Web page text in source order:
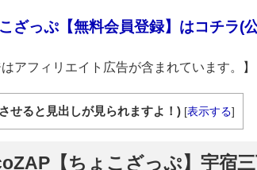
ざっぷ【無料会員登録】はコチラ(
はアフィリエイト広告が含まれています。】
せると見出しが見られますよ！) [表示する]
【ちょこざっぷ】宇宿